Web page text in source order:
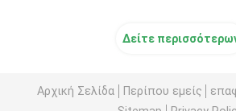
Δείτε
Αρχική Σελίδα Περίπου εμείς